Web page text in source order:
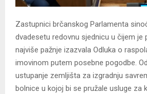
Zastupnici brčanskog Parlamenta
dvadesetu redovnu sjednicu u čijem je
najviše pažnje izazvala Odluka o
imovinom putem posebne pogodbe.
ustupanje zemljišta za izgradnju
bolnice u kojoj bi se pružale usluge za